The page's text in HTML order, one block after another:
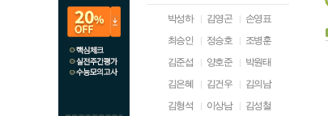
박성하 김영곤
손영표
최승인
정승호
조병훈
김준섭
양호준
박원태
김은혜
김건우
김의남
김형석
이상남
김성철